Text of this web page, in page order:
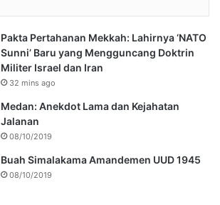
Pakta Pertahanan Mekkah: Lahirnya ‘NATO
Sunni’ Baru yang Mengguncang Doktrin
Militer Israel dan Iran
32 mins ago
Medan: Anekdot Lama dan Kejahatan
Jalanan
08/10/2019
Buah Simalakama Amandemen UUD 1945
08/10/2019